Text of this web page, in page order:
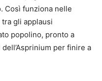
Così funziona nelle
gli applausi
popolino, pronto a
per finire a